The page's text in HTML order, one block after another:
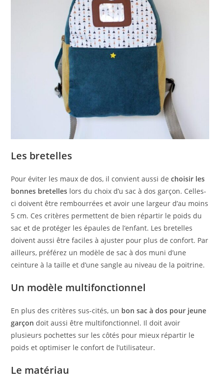
Les bretelles
Pour éviter les maux de dos, il convient aussi dechoisir les
bonnes bretelles lors du choix d’u sac à dos garçon. Celles-
ci doivent être rembourrées et avoir une largeur d’au moins
5 cm. Ces critères permettent de bien répartir le poids du
sac et de protéger les épaules de l’enfant. Les bretelles
doivent aussi être faciles à ajuster pour plus de confort. Par
ailleurs, préférez un modèle de sac à dos muni d’une
ceinture à la taille et d’une sangle au niveau de la poitrine.
Un modèle multifonctionnel
En plus des critères sus-cités, un bon sac à dos pour jeune
garçon doit aussi être multifonctionnel. Il doit avoir
plusieurs pochettes sur les côtés pour mieux répartir le
poids et optimiser le confort de l’utilisateur.
Le matériau